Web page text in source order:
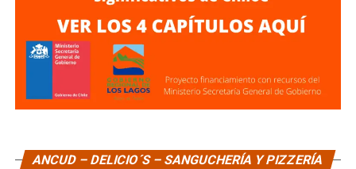
ANCUD – DELICIO´S – SANGUCHERÍA Y PIZZERÍA